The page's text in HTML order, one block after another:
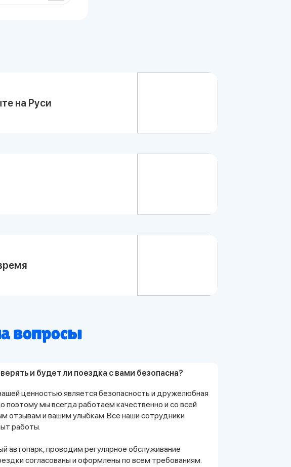
на Руси
вопросы
и будет ли поездка с вами безопасна?
ценностью является безопасность и дружелюбная
поэтому мы всегда работаем качественно и со всей
отзывам и вашим улыбкам. Все наши сотрудники
работы.
автопарк, проводим регулярное обслуживание
согласованы и оформлены по всем требованиям.